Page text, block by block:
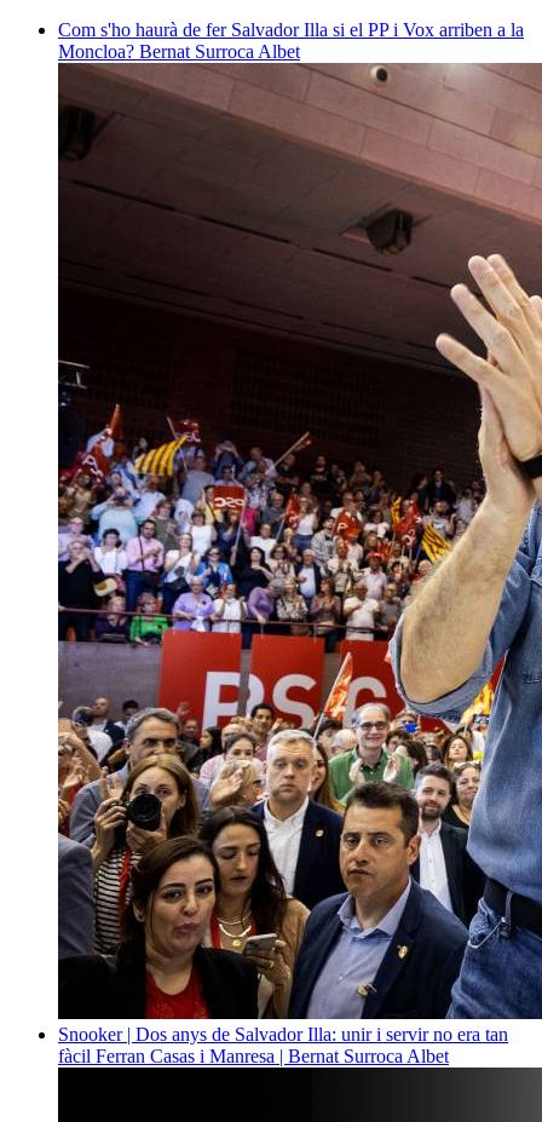
Com s'ho haurà de fer Salvador Illa si el PP i Vox arriben a la
Moncloa? Bernat Surroca Albet
Snooker | Dos anys de Salvador Illa: unir i servir no era tan
fàcil Ferran Casas i Manresa | Bernat Surroca Albet